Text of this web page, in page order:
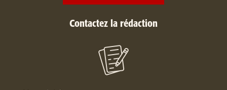
Contactez la rédaction